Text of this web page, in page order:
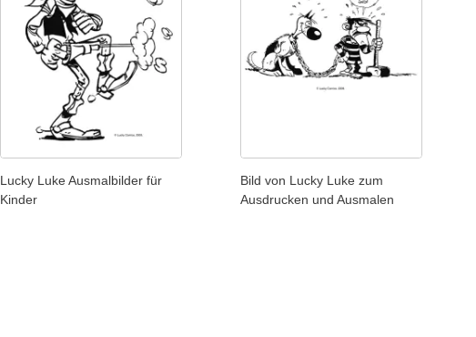
Lucky Luke Ausmalbilder für
Kinder
Bild von Lucky Luke zum
Ausdrucken und Ausmalen